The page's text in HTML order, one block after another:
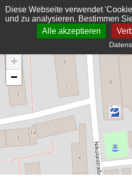
Cookie-Einstellungen
Diese Webseite verwendet
und zu analysieren. Bestimmen
Alle akzeptieren
+
−